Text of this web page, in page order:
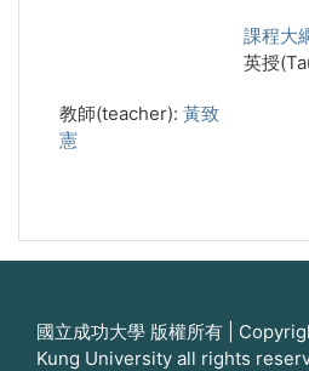
課程大
英授
教師(teacher): 黃致
憲
國立成功大學 版權所有 |
Kung University all rights